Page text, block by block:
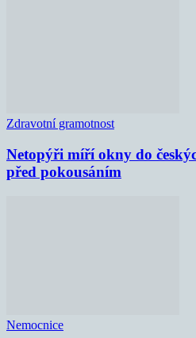
Zdravotní gramotnost
Netopýři míří okny do
před pokousáním
Nemocnice